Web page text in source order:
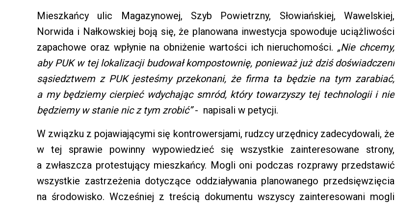
Mieszkańcy ulic Magazynowej, Szyb Powietrzny, Słowiańskiej, Wawelskiej,
Norwida i Nałkowskiej boją się, że planowana inwestycja spowoduje uciążliwości
zapachowe oraz wpłynie na obniżenie wartości ich nieruchomości. „Nie chcemy,
aby PUK w tej lokalizacji budował kompostownię, ponieważ już dziś doświadczeni
sąsiedztwem z PUK jesteśmy przekonani, że firma ta będzie na tym zarabiać,
a my będziemy cierpieć wdychając smród, który towarzyszy tej technologii i nie
będziemy w stanie nic z tym zrobić”- napisali w petycji.
W związku z pojawiającymi się kontrowersjami, rudzcy urzędnicy zadecydowali, że
w tej sprawie powinny wypowiedzieć się wszystkie zainteresowane strony,
a zwłaszcza protestujący mieszkańcy. Mogli oni podczas rozprawy przedstawić
wszystkie zastrzeżenia dotyczące oddziaływania planowanego przedsięwzięcia
na środowisko. Wcześniej z treścią dokumentu wszyscy zainteresowani mogli